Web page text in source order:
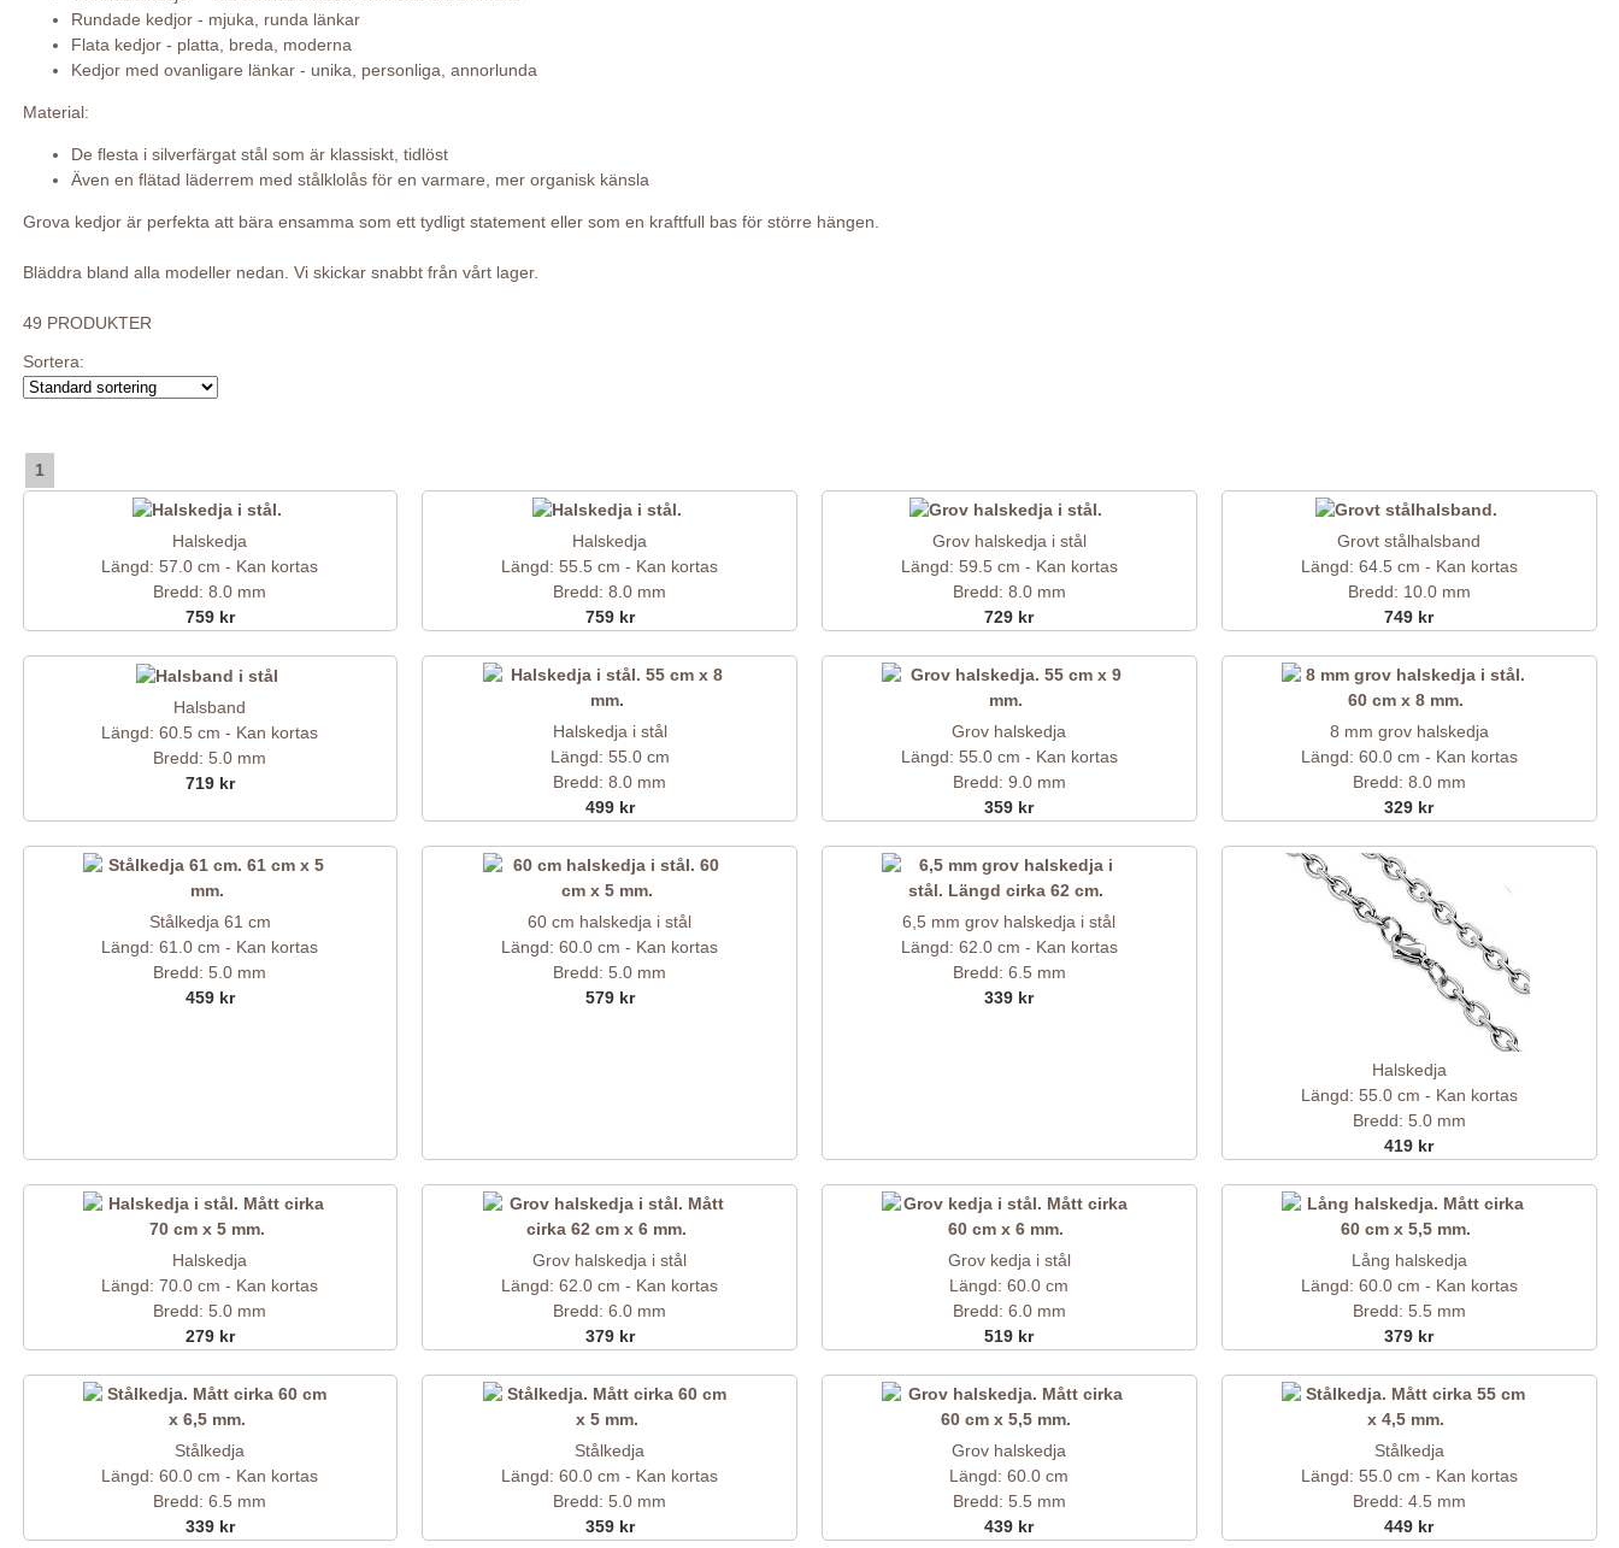
Rundade kedjor - mjuka, runda länkar
Flata kedjor - platta, breda, moderna
Kedjor med ovanligare länkar - unika, personliga, annorlunda
Material:
De flesta i silverfärgat stål som är klassiskt, tidlöst
Även en flätad läderrem med stålklolås för en varmare, mer organisk känsla
Grova kedjor är perfekta att bära ensamma som ett tydligt statement eller som en kraftfull bas för större hängen.
Bläddra bland alla modeller nedan. Vi skickar snabbt från vårt lager.
49 PRODUKTER
Sortera:
1
Halskedja
Längd: 57.0 cm - Kan kortas
Bredd: 8.0 mm
759 kr
Halskedja
Längd: 55.5 cm - Kan kortas
Bredd: 8.0 mm
759 kr
Grov halskedja i stål
Längd: 59.5 cm - Kan kortas
Bredd: 8.0 mm
729 kr
Grovt stålhalsband
Längd: 64.5 cm - Kan kortas
Bredd: 10.0 mm
749 kr
Halsband
Längd: 60.5 cm - Kan kortas
Bredd: 5.0 mm
719 kr
Halskedja i stål
Längd: 55.0 cm
Bredd: 8.0 mm
499 kr
Grov halskedja
Längd: 55.0 cm - Kan kortas
Bredd: 9.0 mm
359 kr
8 mm grov halskedja
Längd: 60.0 cm - Kan kortas
Bredd: 8.0 mm
329 kr
Stålkedja 61 cm
Längd: 61.0 cm - Kan kortas
Bredd: 5.0 mm
459 kr
60 cm halskedja i stål
Längd: 60.0 cm - Kan kortas
Bredd: 5.0 mm
579 kr
6,5 mm grov halskedja i stål
Längd: 62.0 cm - Kan kortas
Bredd: 6.5 mm
339 kr
Halskedja
Längd: 55.0 cm - Kan kortas
Bredd: 5.0 mm
419 kr
Halskedja
Längd: 70.0 cm - Kan kortas
Bredd: 5.0 mm
279 kr
Grov halskedja i stål
Längd: 62.0 cm - Kan kortas
Bredd: 6.0 mm
379 kr
Grov kedja i stål
Längd: 60.0 cm
Bredd: 6.0 mm
519 kr
Lång halskedja
Längd: 60.0 cm - Kan kortas
Bredd: 5.5 mm
379 kr
Stålkedja
Längd: 60.0 cm - Kan kortas
Bredd: 6.5 mm
339 kr
Stålkedja
Längd: 60.0 cm - Kan kortas
Bredd: 5.0 mm
359 kr
Grov halskedja
Längd: 60.0 cm
Bredd: 5.5 mm
439 kr
Stålkedja
Längd: 55.0 cm - Kan kortas
Bredd: 4.5 mm
449 kr